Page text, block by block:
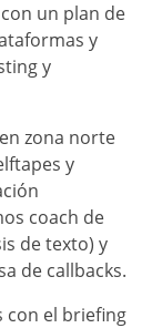
un plan de
y
y
zona norte
y
coach de
de texto) y
de callbacks.
con el briefing